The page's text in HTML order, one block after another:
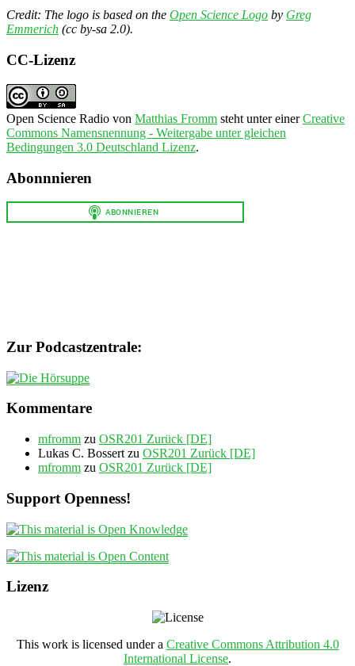
Credit: The logo is based on the Open Science Logo by Greg
Emmerich (cc by-sa 2.0).
CC-Lizenz
Open Science Radio von Matthias Fromm steht unter einerCreative
Commons Namensnennung - Weitergabe unter gleichen
Bedingungen 3.0 Deutschland Lizenz.
Abonnnieren
Zur Podcastzentrale:
Kommentare
mfromm zu OSR201 Zurück [DE]
Lukas C. Bossert zu OSR201 Zurück [DE]
mfromm zu OSR201 Zurück [DE]
Support Openness!
Lizenz
This work is licensed under a Creative Commons Attribution 4.0
International License.